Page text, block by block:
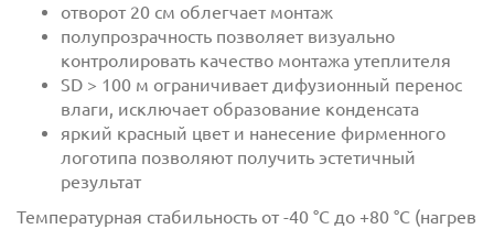
отворот 20 см облегчает монтаж
полупрозрачность позволяет визуально
контролировать качество монтажа утеплителя
SD > 100 м ограничивает дифузионный перенос
влаги, исключает образование конденсата
яркий красный цвет и нанесение фирменного
логотипа позволяют получить эстетичный
результат
Температурная стабильность от -40 °C до +80 °C (нагрев